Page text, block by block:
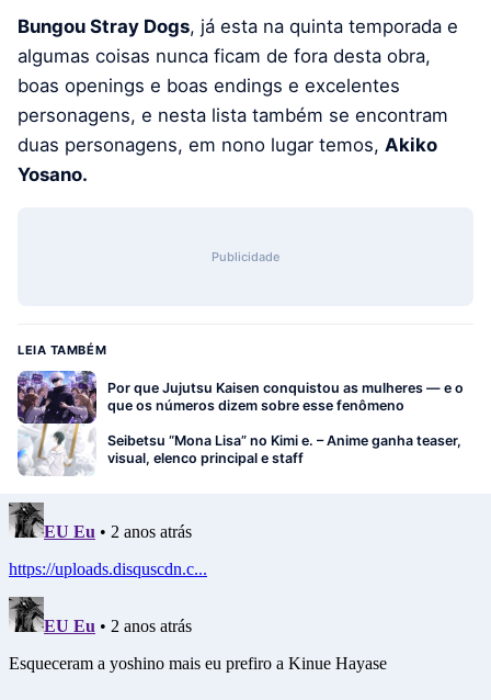
Bungou Stray Dogs, já esta na quinta temporada e
algumas coisas nunca ficam de fora desta obra,
boas openings e boas endings e excelentes
personagens, e nesta lista também se encontram
duas personagens, em nono lugar temos, Akiko
Yosano.
Publicidade
LEIA TAMBÉM
Por que Jujutsu Kaisen conquistou as mulheres — e o
que os números dizem sobre esse fenômeno
Seibetsu “Mona Lisa” no Kimi e. – Anime ganha teaser,
visual, elenco principal e staff